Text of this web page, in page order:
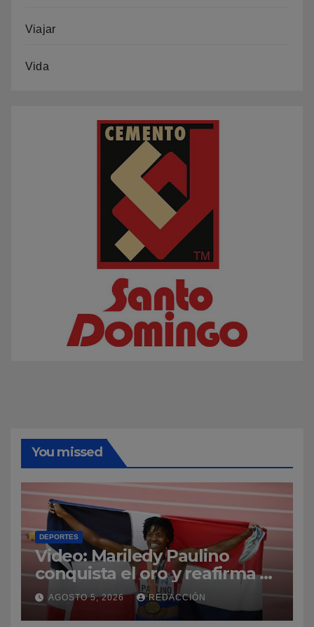
Viajar
Vida
You missed
DEPORTES
Video: Mariledy Paulino
conquista el oro y reafirma su
dominio en el atletismo
AGOSTO 5, 2026 REDACCIÓN